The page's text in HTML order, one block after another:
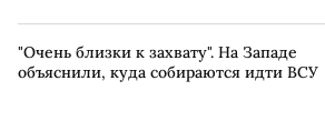
РОССИЯ Константиновка
Денис Пушилин ВС РФ
"Очень близки к захвату". На Западе
объяснили, куда собираются идти ВСУ